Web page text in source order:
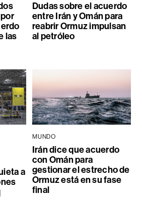
las
Dudas sobre el acuerdo
entre Irán y Omán para
reabrir Ormuz impulsan
al petróleo
a
MUNDO
Irán dice que acuerdo
con Omán para
gestionar el estrecho de
Ormuz está en su fase
final